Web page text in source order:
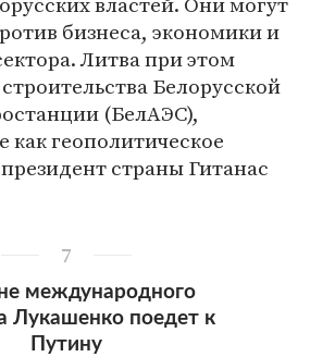
бизнеса, экономики и
Литва при этом
Белорусской
(БелАЭС),
как геополитическое
страны Гитанас
7
международного
Лукашенко поедет к
Путину